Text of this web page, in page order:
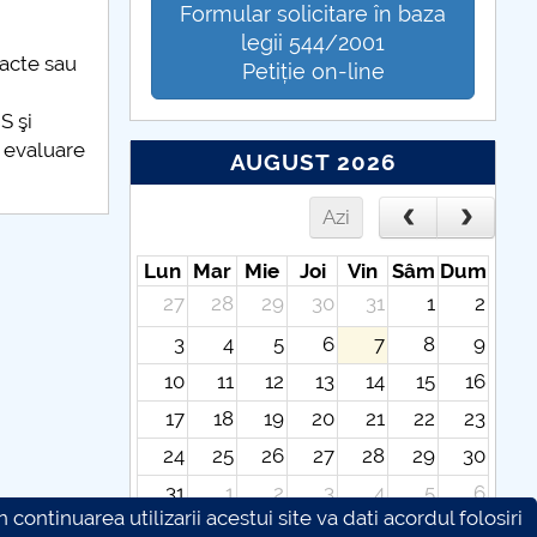
sau
şi
Formular solicitare în baza
legii 544/2001
Petiție on-line
AUGUST 2026
Azi
Lun Mar Mie Joi Vin Sâm Dum
27
28 29 30 31 1
2
3
4 5 6 7 8
9
10
11 12 13 14 15
16
17
18 19 20 21 22
23
24
25 26 27 28 29
30
31
1 2 3 4 5
6
continuarea utilizarii acestui site va dati acordul folosiri